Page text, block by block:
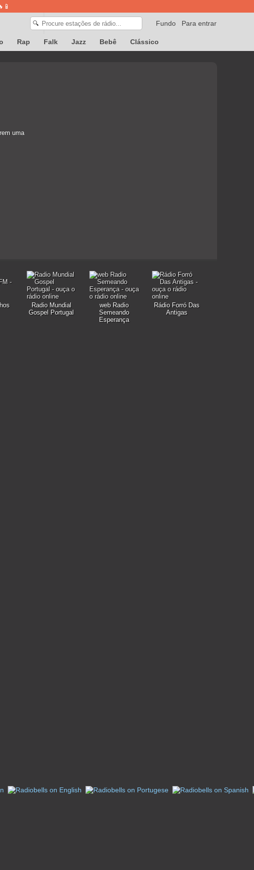
Para entrar
Fundo
🔍
Rap Falk Jazz Bebê Clássico
uma
Radio Mundial
Gospel Portugal
web Radio
Semeando
Esperança
Rádio Forró Das
Antigas